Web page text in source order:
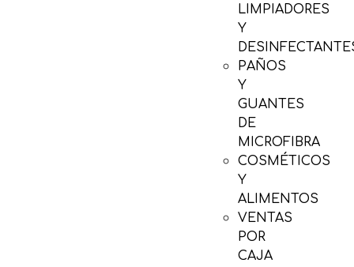
LIMPIADORES
Y
PAÑOS
Y
GUANTES
DE
MICROFIBRA
COSMÉTICOS
Y
ALIMENTOS
VENTAS
POR
CAJA